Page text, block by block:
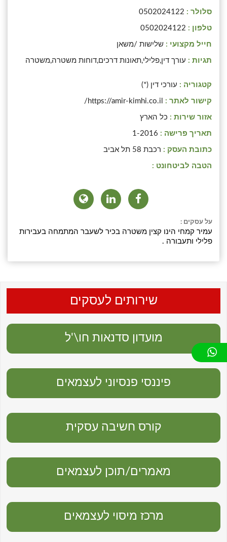
סלולר : 0502024122
טלפון : 0502024122
חייל מקצועי : שלישות /משאן
תגיות : עורך דין,פלילי,תאונות דרכים,דוחות משטרה,משטרה
קטגוריה : עורכי דין (*)
קישור לאתר : https://amir-kimhi.co.il/
אזור שירות : כל הארץ
תאריך פרישה : 1-2016
כתובת העסק : רכבת 58 תל אביב
הטבה לביטחונט :
על עסקים :
עמיר קמחי הינו קצין משטרה בכיר לשעבר המתמחה בעבירות
פלילי ותעבורה .
שירותים לעסקים
מועדון סדנאות חו\'ל
פיננסי פנסיוני לעצמאים
קורס חשיבה עסקית
מאמרים/תוכן לעצמאים
מרכז מיסוי לעצמאים